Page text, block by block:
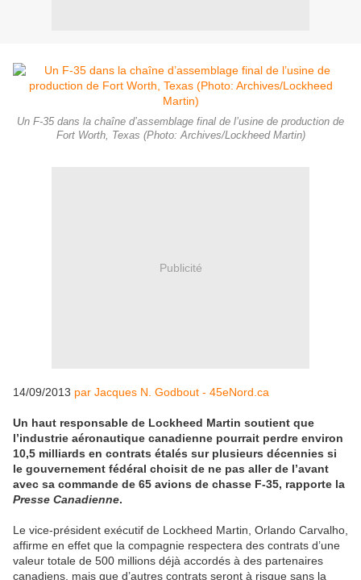
Un F-35 dans la chaîne d’assemblage final de l’usine de production de
Fort Worth, Texas (Photo: Archives/Lockheed Martin)
Publicité
14/09/2013 par Jacques N. Godbout - 45eNord.ca
Un haut responsable de Lockheed Martin soutient que
l’industrie aéronautique canadienne pourrait perdre environ
10,5 milliards en contrats étalés sur plusieurs décennies si
le gouvernement fédéral choisit de ne pas aller de l’avant
avec sa commande de 65 avions de chasse F-35, rapporte la
Presse Canadienne.
Le vice-président exécutif de Lockheed Martin, Orlando Carvalho,
affirme en effet que la compagnie respectera des contrats d’une
valeur totale de 500 millions déjà accordés à des partenaires
canadiens, mais que d’autres contrats seront à risque sans la